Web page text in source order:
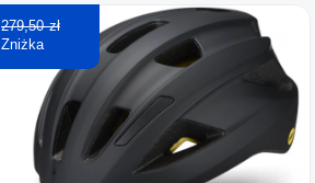
279,50 zł